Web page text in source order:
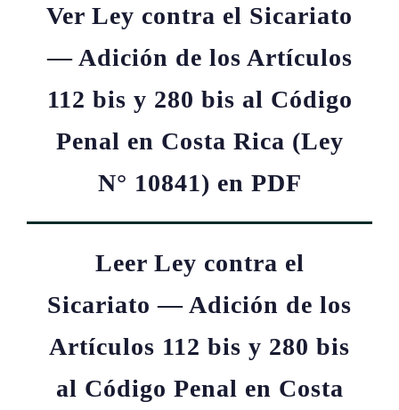
Ver Ley contra el Sicariato
— Adición de los Artículos
112 bis y 280 bis al Código
Penal en Costa Rica (Ley
N° 10841) en PDF
Leer Ley contra el
Sicariato — Adición de los
Artículos 112 bis y 280 bis
al Código Penal en Costa